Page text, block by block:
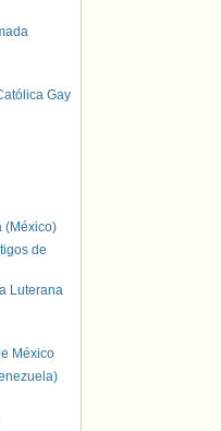
Gay
(México)
de
Luterana
México